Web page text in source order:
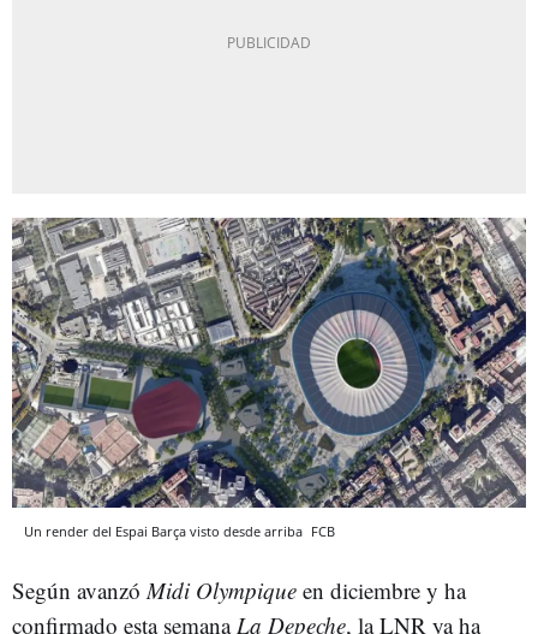
Un render del Espai Barça visto desde arriba FCB
Según avanzó Midi Olympique en diciembre y ha
confirmado esta semana La Depeche, la LNR ya ha